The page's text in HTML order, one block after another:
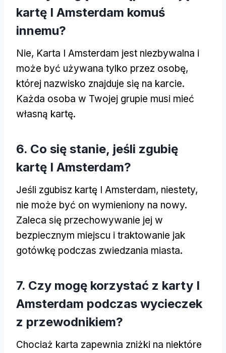
kartę I Amsterdam komuś
innemu?
Nie, Karta I Amsterdam jest niezbywalna i
może być używana tylko przez osobę,
której nazwisko znajduje się na karcie.
Każda osoba w Twojej grupie musi mieć
własną kartę.
6. Co się stanie, jeśli zgubię
kartę I Amsterdam?
Jeśli zgubisz kartę I Amsterdam, niestety,
nie może być on wymieniony na nowy.
Zaleca się przechowywanie jej w
bezpiecznym miejscu i traktowanie jak
gotówkę podczas zwiedzania miasta.
7. Czy mogę korzystać z karty I
Amsterdam podczas wycieczek
z przewodnikiem?
Chociaż karta zapewnia zniżki na niektóre